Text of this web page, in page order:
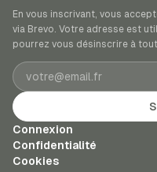
En vous inscrivant, vous
via Brevo. Votre adresse est
pourrez vous désinscrire à
Adresse e-mail
Connexion
Confidentialité
Cookies